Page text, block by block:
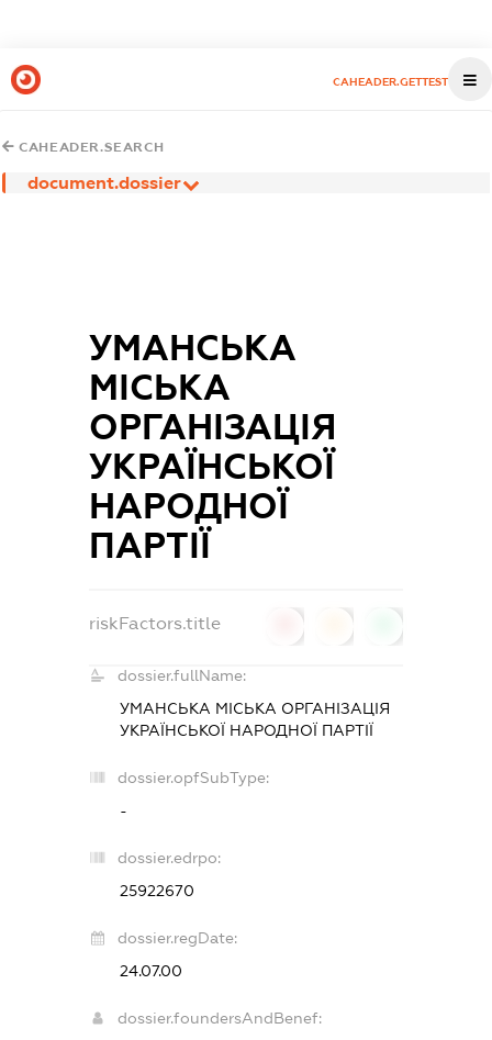
CAHEADER.GETTEST
CAHEADER.SEARCH
document.dossier
УМАНСЬКА
МІСЬКА
ОРГАНІЗАЦІЯ
УКРАЇНСЬКОЇ
НАРОДНОЇ
ПАРТІЇ
riskFactors.title
dossier.fullName:
УМАНСЬКА МІСЬКА ОРГАНІЗАЦІЯ
УКРАЇНСЬКОЇ НАРОДНОЇ ПАРТІЇ
dossier.opfSubType:
-
dossier.edrpo:
25922670
dossier.regDate:
24.07.00
dossier.foundersAndBenef: